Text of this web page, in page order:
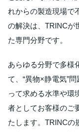
れからの製造現場で
の解決は、TRINCが
た専門分野です。
あらゆる分野で多様
て、“異物×静電気”
って求める水準や環
者としてお客様のご
たします。TRINCの